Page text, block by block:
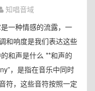
知唱音域
一种情感的流露，一
和响度是我们表达这些
和声是什么 **和声的
，是指在音乐中同时
符，这些音符按照一定